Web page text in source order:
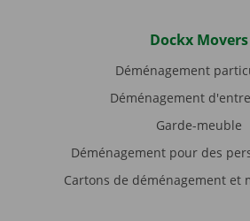
Dockx Movers
Déménagement
Déménagement
Garde-meuble
Déménagement pour des
Cartons de déménagement et